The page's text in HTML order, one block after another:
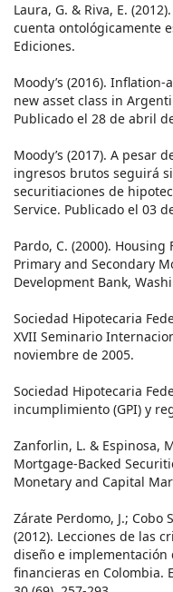
Laura, G. & Riva, E.
cuenta ontológicamente
Ediciones.
Moody’s (2016).
new asset class in
Publicado el 28 de abril
Moody’s (2017). A pesar
ingresos brutos seguirá
securitiaciones de
Service. Publicado el 03
Pardo, C. (2000).
Primary and Secondary
Development Bank,
Sociedad Hipotecaria
XVII Seminario
noviembre de 2005.
Sociedad Hipotecaria
incumplimiento (GPI) y
Zanforlin, L. & Espinosa,
Mortgage-Backed
Monetary and Capital
Zárate Perdomo, J.; Cobo
(2012). Lecciones de las
diseño e implementación
financieras en Colombia.